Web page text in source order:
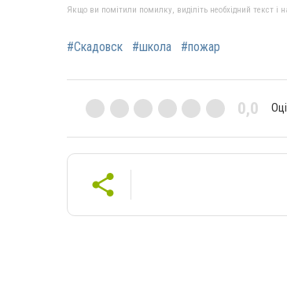
Якщо ви помітили помилку, виділіть необхідний текст і
#Скадовск #школа #пожар
0,0